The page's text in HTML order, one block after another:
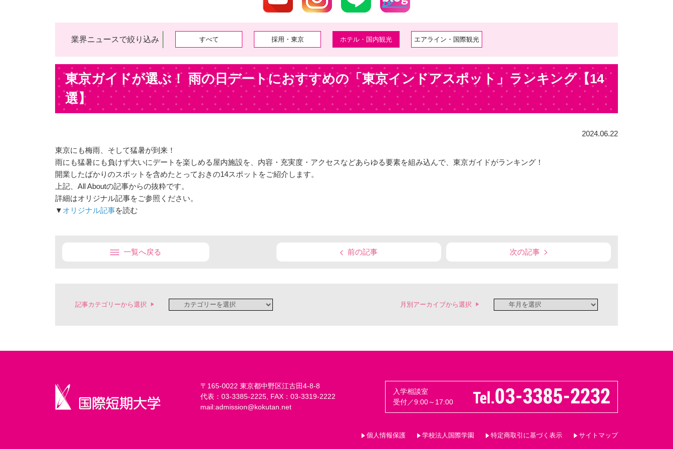
業界ニュースで絞り込み すべて 採用・東京 ホテル・国内観光 エアライン・国際観光
東京ガイドが選ぶ！ 雨の日デートにおすすめの「東京インドアスポット」ランキング【14
選】
2024.06.22
東京にも梅雨、そして猛暑が到来！
雨にも猛暑にも負けず大いにデートを楽しめる屋内施設を、内容・充実度・アクセスなどあらゆる要素を組み込んで、東京ガイドがランキング！
開業したばかりのスポットを含めたとっておきの14スポットをご紹介します。
上記、All Aboutの記事からの抜粋です。
詳細はオリジナル記事をご参照ください。
▼ オリジナル記事を読む
一覧へ戻る 次の記事
前の記事
記事カテゴリーから選択 月別アーカイブから選択
〒165-0022 東京都中野区江古田4-8-8
代表：03-3385-2225, FAX：03-3319-2222
mail:admission@kokutan.net
入学相談室
受付／9:00～17:00
個人情報保護 学校法人国際学園 特定商取引に基づく表示 サイトマップ